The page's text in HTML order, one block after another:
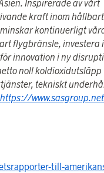
Inspirerade av vårt
kraft inom
kontinuerligt
flygbränsle, investera
innovation i ny
noll
tekniskt
https://www.sasgroup.net
till-